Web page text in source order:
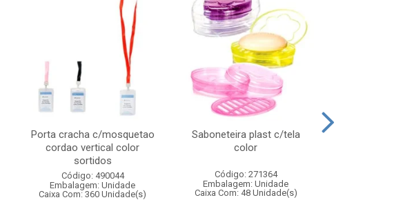
Porta cracha c/mosquetao
cordao vertical color
sortidos
Código: 490044
Embalagem: Unidade
Caixa Com: 360 Unidade(s)
Saboneteira plast c/tela
color
Código: 271364
Embalagem: Unidade
Caixa Com: 48 Unidade(s)